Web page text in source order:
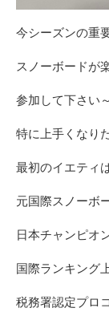
今シーズンの重
スノーボードが
参加して下さい～
特に上手くなり
最初のイエティ
元国際スノーボ
日本チャンピオ
国際ランキング
税務署認定プロ